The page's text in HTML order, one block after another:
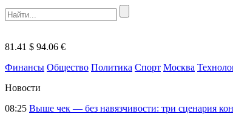
81.41 $ 94.06 €
Финансы Общество Политика Спорт Москва
Новости
08:25 Выше чек — без навязчивости: три сценария